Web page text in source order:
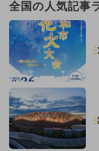
全国の人気記事